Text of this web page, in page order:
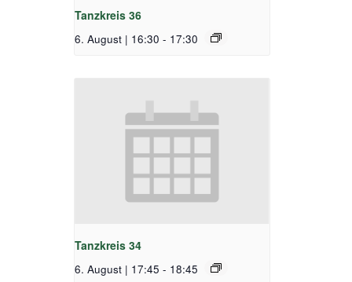
Tanzkreis 36
6. August | 16:30 - 17:30
Tanzkreis 34
6. August | 17:45 - 18:45